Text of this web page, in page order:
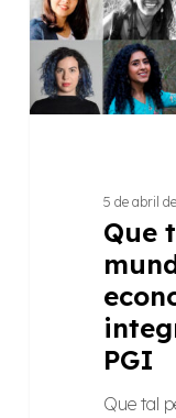
novas
economias?
Raízes
integra
5 de abril
Que
PGI
Que tal